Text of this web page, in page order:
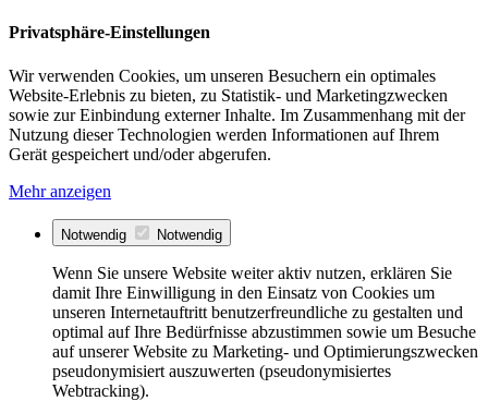
Privatsphäre-Einstellungen
Wir verwenden Cookies, um unseren Besuchern ein optimales
Website-Erlebnis zu bieten, zu Statistik- und Marketingzwecken
sowie zur Einbindung externer Inhalte. Im Zusammenhang mit der
Nutzung dieser Technologien werden Informationen auf Ihrem
Gerät gespeichert und/oder abgerufen.
Mehr anzeigen
Notwendig Notwendig
Wenn Sie unsere Website weiter aktiv nutzen, erklären Sie
damit Ihre Einwilligung in den Einsatz von Cookies um
unseren Internetauftritt benutzerfreundliche zu gestalten und
optimal auf Ihre Bedürfnisse abzustimmen sowie um Besuche
auf unserer Website zu Marketing- und Optimierungszwecken
pseudonymisiert auszuwerten (pseudonymisiertes
Webtracking).